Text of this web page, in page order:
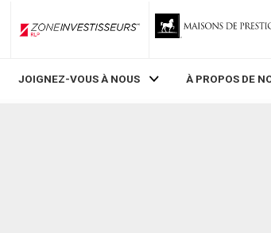
ZoneInvestisseurs RLP
JOIGNEZ-VOUS À NOUS À PROPOS DE